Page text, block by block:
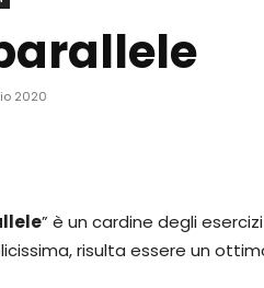
2020
” è un cardine degli
risulta essere un